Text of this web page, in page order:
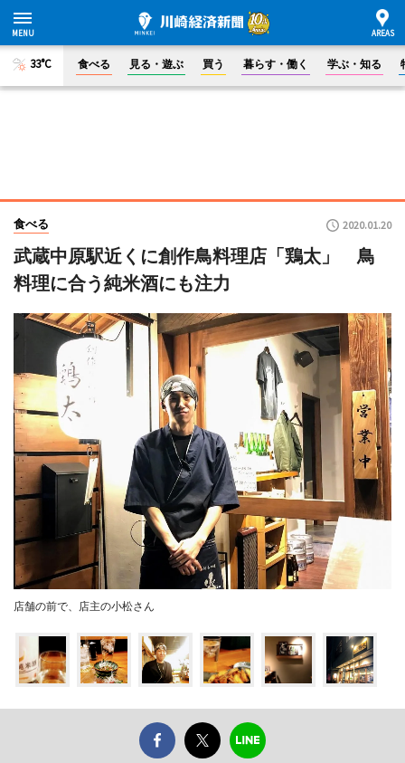
33°C 食べる 見る・遊ぶ 買う 暮らす・働く 学ぶ・知る
食べる 2020.01.20
武蔵中原駅近くに創作鳥料理店「鶏太」 鳥
料理に合う純米酒にも注力
店舗の前で、店主の小松さん